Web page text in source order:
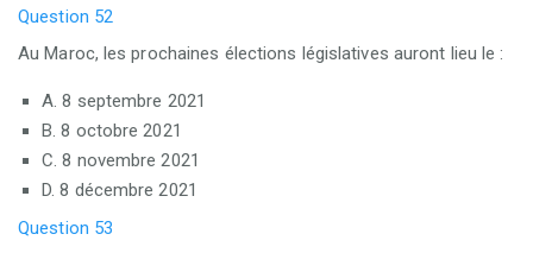
Question 52
Au Maroc, les prochaines élections législatives auront lieu le :
A. 8 septembre 2021
B. 8 octobre 2021
C. 8 novembre 2021
D. 8 décembre 2021
Question 53